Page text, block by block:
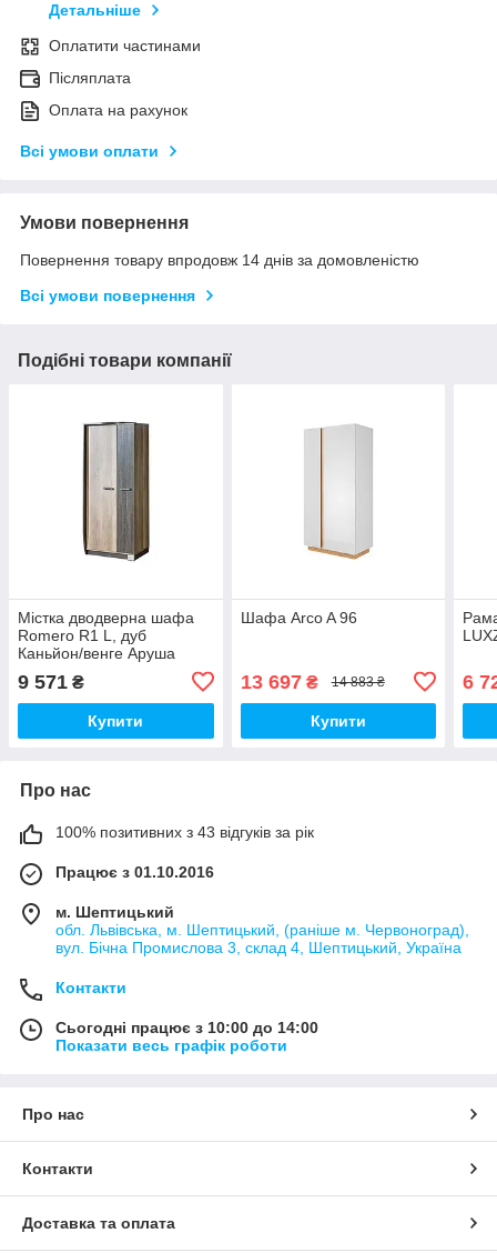
Детальніше
Оплатити частинами
Післяплата
Оплата на рахунок
Всі умови оплати
Умови повернення
Повернення товару впродовж 14 днів за домовленістю
Всі умови повернення
Подібні товари компанії
Містка дводверна шафа
Romero R1 L, дуб
Каньйон/венге Аруша
9 571 ₴
Купити
Шафа Arco A 96
13 697₴ 14 883 ₴
Купити
6
Про нас
100% позитивних з 43 відгуків за рік
Працює з 01.10.2016
м. Шептицький
обл. Львівська, м. Шептицький, (раніше м. Червоноград),
вул. Бічна Промислова 3, склад 4, Шептицький, Україна
Контакти
Сьогодні працює з 10:00 до 14:00
Показати весь графік роботи
Про нас
Контакти
Доставка та оплата